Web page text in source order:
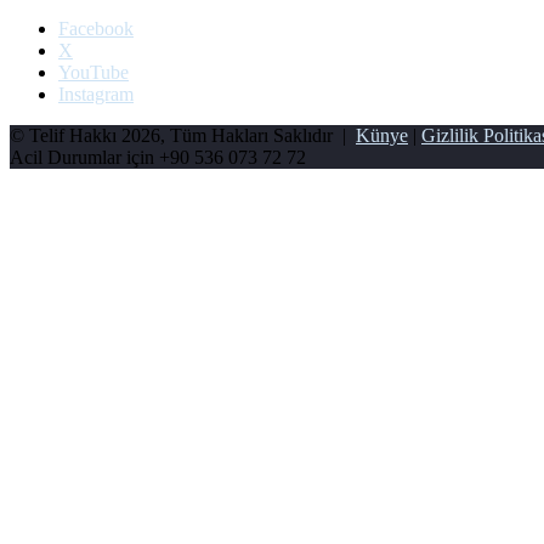
Facebook
X
YouTube
Instagram
© Telif Hakkı 2026, Tüm Hakları Saklıdır | Künye | Gizlilik
Acil Durumlar için +90 536 073 72 72